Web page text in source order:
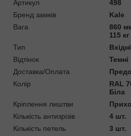
Артикул
498
Бренд замків
Kale
Вага
860
115 кг
Тип
Відтінок
Темні
Доставка/Оплата
Колір
RAL
Біла
Кріплення лиштви
Кількість антизрізів
4 шт.
Кількість петель
3 шт.